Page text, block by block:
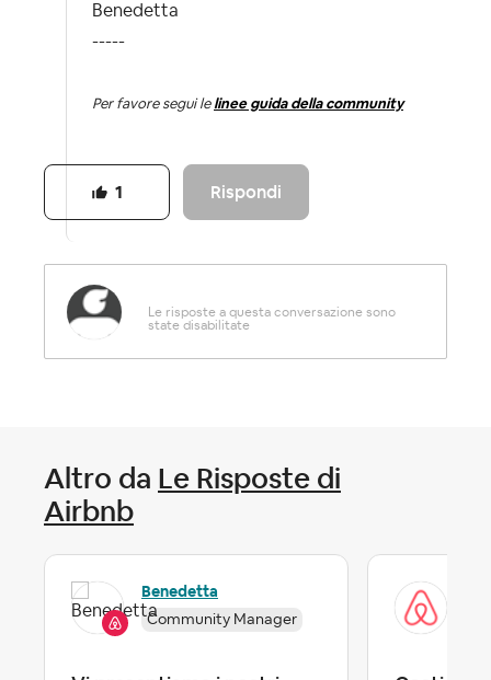
Benedetta
-----
Per favore segui le linee guida della community
Rispondi
1
Altro da Le Risposte di
Airbnb
Benedetta
Community Manager